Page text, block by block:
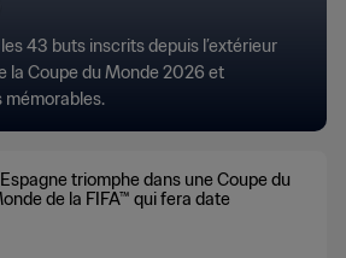
43 buts inscrits depuis l’extérieur
la Coupe du Monde 2026 et
mémorables.
triomphe dans une Coupe du
de la FIFA™ qui fera date